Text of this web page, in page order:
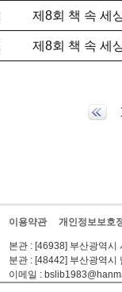
제8회 책 속 세
제8회 책 속 세
이용약관 개인정보보호
본관 : [46938] 부산광역시
분관 : [48442] 부산광역시
이메일 :